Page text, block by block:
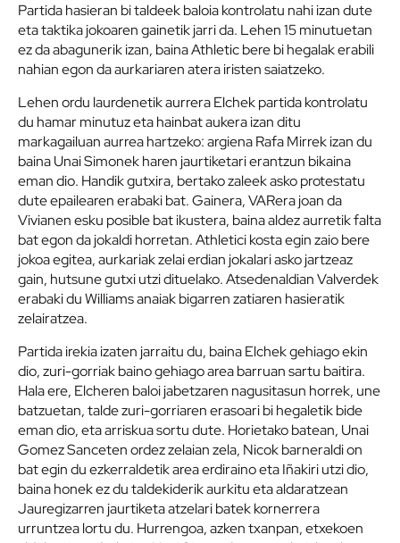
Partida hasieran bi taldeek baloia kontrolatu nahi izan dute
eta taktika jokoaren gainetik jarri da. Lehen 15 minutuetan
ez da abagunerik izan, baina Athletic bere bi hegalak erabili
nahian egon da aurkariaren atera iristen saiatzeko.
Lehen ordu laurdenetik aurrera Elchek partida kontrolatu
du hamar minutuz eta hainbat aukera izan ditu
markagailuan aurrea hartzeko: argiena Rafa Mirrek izan du
baina Unai Simonek haren jaurtiketari erantzun bikaina
eman dio. Handik gutxira, bertako zaleek asko protestatu
dute epailearen erabaki bat. Gainera, VARera joan da
Vivianen esku posible bat ikustera, baina aldez aurretik falta
bat egon da jokaldi horretan. Athletici kosta egin zaio bere
jokoa egitea, aurkariak zelai erdian jokalari asko jartzeaz
gain, hutsune gutxi utzi dituelako. Atsedenaldian Valverdek
erabaki du Williams anaiak bigarren zatiaren hasieratik
zelairatzea.
Partida irekia izaten jarraitu du, baina Elchek gehiago ekin
dio, zuri-gorriak baino gehiago area barruan sartu baitira.
Hala ere, Elcheren baloi jabetzaren nagusitasun horrek, une
batzuetan, talde zuri-gorriaren erasoari bi hegaletik bide
eman dio, eta arriskua sortu dute. Horietako batean, Unai
Gomez Sanceten ordez zelaian zela, Nicok barneraldi on
bat egin du ezkerraldetik area erdiraino eta Iñakiri utzi dio,
baina honek ez du taldekiderik aurkitu eta aldaratzean
Jauregizarren jaurtiketa atzelari batek kornerrera
urruntzea lortu du. Hurrengoa, azken txanpan, etxekoen